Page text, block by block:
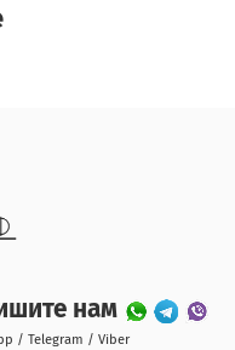
нам
/ Telegram / Viber